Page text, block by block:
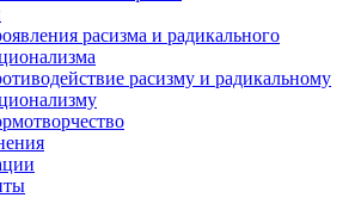
расизма и радикального
расизму и радикальному